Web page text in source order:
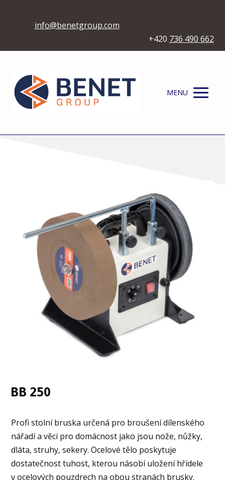
info@benetgroup.com
+420 736 490 662
MENU
BB 250
Profi stolní bruska určená pro broušení dílenského
nářadí a věcí pro domácnost jako jsou nože, nůžky,
dláta, struhy, sekery. Ocelové tělo poskytuje
dostatečnost tuhost, kterou násobí uložení hřídele
v ocelových pouzdrech na obou stranách brusky.